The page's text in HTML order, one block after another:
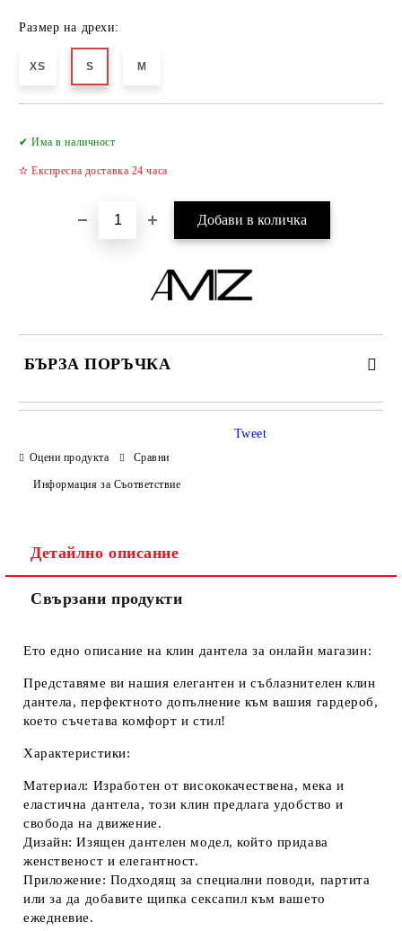
Размер на дрехи:
XS S M
✔ Има в наличност
✫ Експресна доставка 24 часа
БЪРЗА ПОРЪЧКА
САМО ПОПЪЛНЕТЕ 2 ПОЛЕТА
Оцени продукта Сравни
Информация за Съответствие
Tweet
Детайлно описание
Свързани продукти
Ето едно описание на клин дантела за онлайн магазин:
Представяме ви нашия елегантен и съблазнителенклин
дантела, перфектното допълнение към вашия гардероб,
което съчетава комфорт и стил!
Характеристики:
Материал: Изработен от висококачествена, мека и
еластична дантела, този клин предлага удобство и
свобода на движение.
Дизайн: Изящен дантелен модел, който придава
женственост и елегантност.
Приложение: Подходящ за специални поводи, партита
или за да добавите щипка сексапил към вашето
ежедневие.